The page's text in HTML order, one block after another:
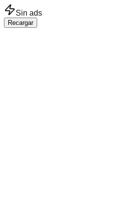
Saltar al contenido principal
Sin ads
Recargar